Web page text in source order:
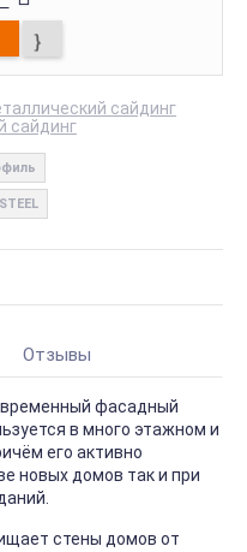
сайдинг
сайдинг
Отзывы
фасадный
в много этажном и
его активно
новых домов так и при
стены домов от